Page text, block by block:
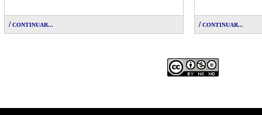
/CONTINUAR... /CONTINUAR...